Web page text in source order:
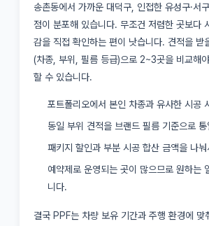
송촌동에서 가까운 대덕구, 인접한 유성구·서
점이 분포해 있습니다. 무조건 저렴한 곳보다
감을 직접 확인하는 편이 낫습니다. 견적을 받
(차종, 부위, 필름 등급)으로 2~3곳을 비교해
할 수 있습니다.
포트폴리오에서 본인 차종과 유사한 시공
동일 부위 견적을 브랜드 필름 기준으로
패키지 할인과 부분 시공 합산 금액을 나
예약제로 운영되는 곳이 많으므로 원하는
니다.
결국 PPF는 차량 보유 기간과 주행 환경에 맞